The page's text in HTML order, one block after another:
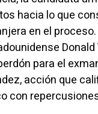
hacia lo que
en el
para el
acción que
con